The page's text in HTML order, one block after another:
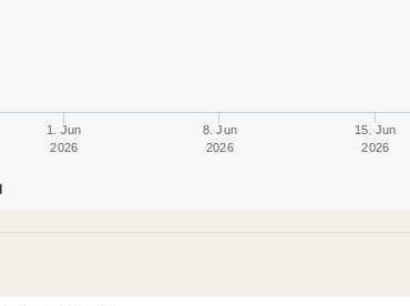
1. Jun
2026
8. Jun
2026
15. Jun
2026